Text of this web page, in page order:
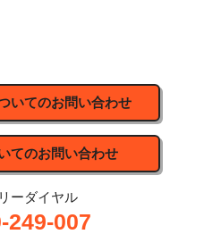
いてのお問い合わせ
てのお問い合わせ
ーダイヤル
249-007